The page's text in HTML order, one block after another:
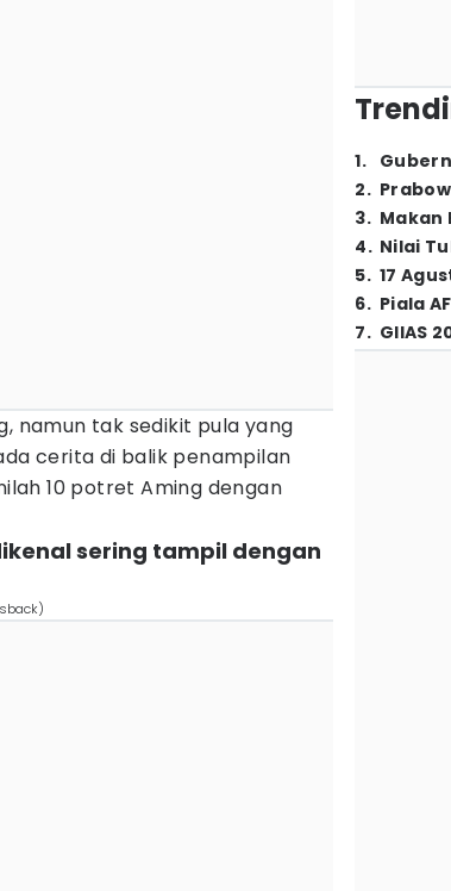
namun tak sedikit pula yang
cerita di balik penampilan
10 potret Aming dengan
sering tampil dengan
1.
2.
3. Makan
4. Nilai
5. 17
6. Piala
7. GIIAS